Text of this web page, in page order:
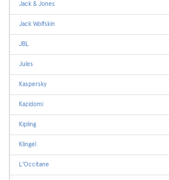
Jack & Jones
Jack Wolfskin
JBL
Jules
Kaspersky
Kazidomi
Kipling
Klingel
L'Occitane